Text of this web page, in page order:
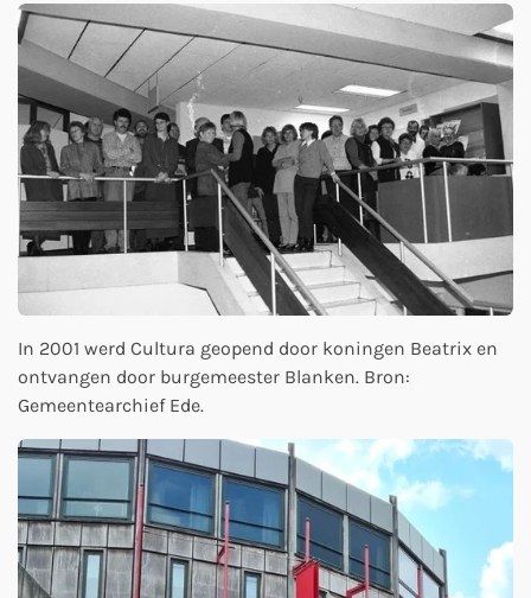
In 2001 werd Cultura geopend door koningen Beatrix en
ontvangen door burgemeester Blanken. Bron:
Gemeentearchief Ede.